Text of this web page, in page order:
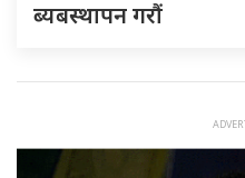
ब्यबस्थापन गराैं